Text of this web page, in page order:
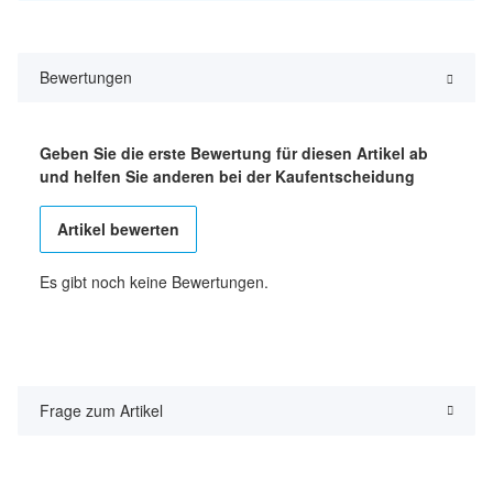
Bewertungen
Geben Sie die erste Bewertung für diesen Artikel ab
und helfen Sie anderen bei der Kaufentscheidung
Artikel bewerten
Es gibt noch keine Bewertungen.
Frage zum Artikel